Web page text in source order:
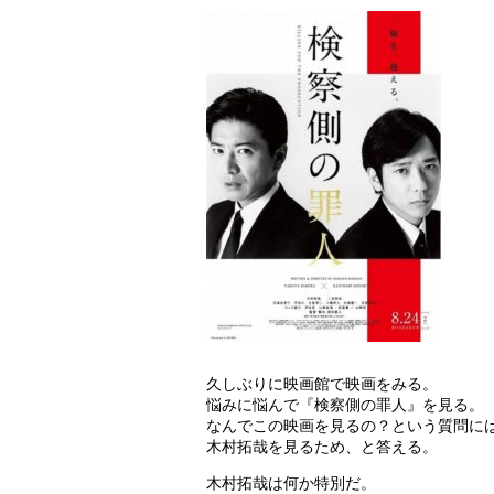
久しぶりに映画館で映画をみる。
悩みに悩んで『検察側の罪人』を見る。
なんでこの映画を見るの？という質問に
木村拓哉を見るため、と答える。
木村拓哉は何か特別だ。